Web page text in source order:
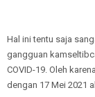
Hal ini tentu saja
gangguan
COVID-19. Oleh
dengan 17 Mei 2021